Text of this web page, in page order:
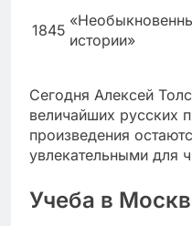
1845
истории»
Сегодня Алексей
величайших русских
произведения
увлекательными для
Учеба в